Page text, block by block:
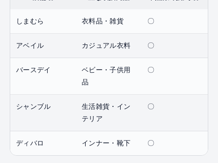
しまむら 衣料品・雑貨 〇
アベイル カジュアル衣料 〇
バースデイ
ベビー・子供用
品
〇
シャンブル
生活雑貨・イン
テリア
〇
ディバロ インナー・靴下 〇